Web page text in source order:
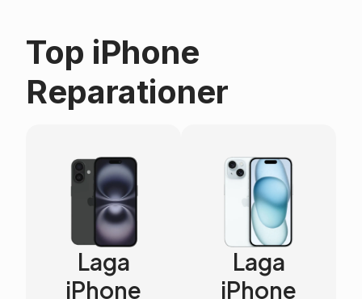
Top iPhone
Reparationer
Laga
iPhone
Laga
iPhone